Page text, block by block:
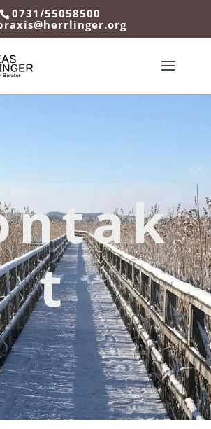
0731/55058500
t